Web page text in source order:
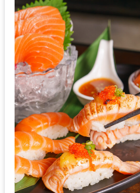
EVENT
ที่
ต้อง
ห้าม
พลาด
สำหรับ
ฤดู
หนาว
นี้
กับ
PING
FAI
FESTIVAL
2